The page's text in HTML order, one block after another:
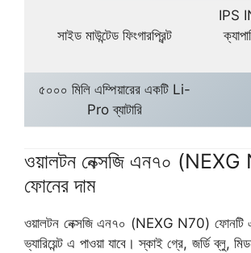
সাইড মাউন্টেড ফিংগারপ্রিন্ট
IPS
৫০০০ মিলি এম্পিয়ারের একটি Li-
Pro ব্যাটারি
ওয়ালটন নেক্সজি এন৭০
ফোনের দাম
ওয়ালটন নেক্সজি এন৭০ (NEXG N70) ফোনটি
ভ্যারিয়েন্ট এ পাওয়া যাবে। স্কাই গ্রে, জর্ডি ব্লু,